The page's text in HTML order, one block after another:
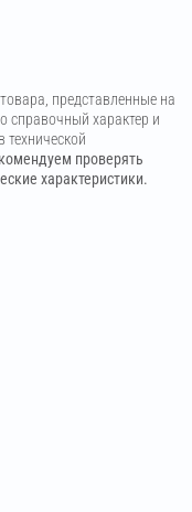
представленные на
справочный характер и
технической
проверять
характеристики.